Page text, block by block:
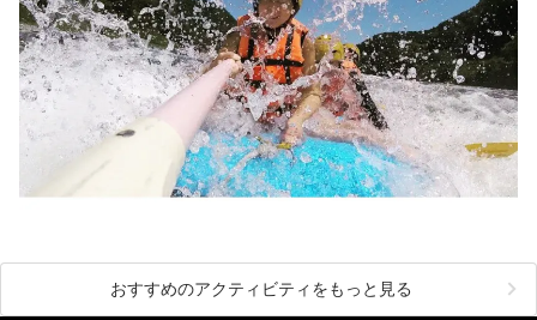
おすすめのアクティビティをもっと見る